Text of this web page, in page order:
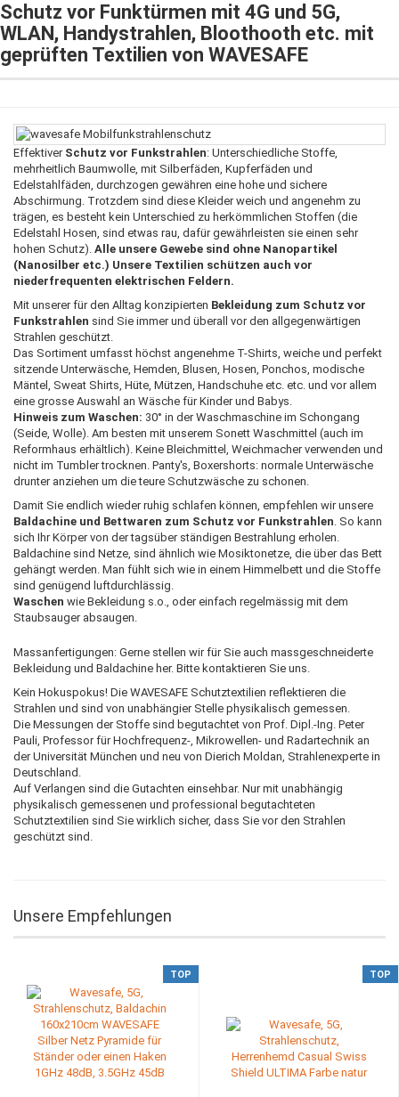
Schutz vor Funktürmen mit 4G und 5G,
WLAN, Handystrahlen, Bloothooth etc. mit
geprüften Textilien von WAVESAFE
Effektiver Schutz vor Funkstrahlen: Unterschiedliche Stoffe,
mehrheitlich Baumwolle, mit Silberfäden, Kupferfäden und
Edelstahlfäden, durchzogen gewähren eine hohe und sichere
Abschirmung. Trotzdem sind diese Kleider weich und angenehm zu
trägen, es besteht kein Unterschied zu herkömmlichen Stoffen (die
Edelstahl Hosen, sind etwas rau, dafür gewährleisten sie einen sehr
hohen Schutz). Alle unsere Gewebe sind ohne Nanopartikel
(Nanosilber etc.) Unsere Textilien schützen auch vor
niederfrequenten elektrischen Feldern.
Mit unserer für den Alltag konzipierten Bekleidung zum Schutz vor
Funkstrahlen sind Sie immer und überall vor den allgegenwärtigen
Strahlen geschützt.
Das Sortiment umfasst höchst angenehme T-Shirts, weiche und perfekt
sitzende Unterwäsche, Hemden, Blusen, Hosen, Ponchos, modische
Mäntel, Sweat Shirts, Hüte, Mützen, Handschuhe etc. etc. und vor allem
eine grosse Auswahl an Wäsche für Kinder und Babys.
Hinweis zum Waschen: 30° in der Waschmaschine im Schongang
(Seide, Wolle). Am besten mit unserem Sonett Waschmittel (auch im
Reformhaus erhältlich). Keine Bleichmittel, Weichmacher verwenden und
nicht im Tumbler trocknen. Panty's, Boxershorts: normale Unterwäsche
drunter anziehen um die teure Schutzwäsche zu schonen.
Damit Sie endlich wieder ruhig schlafen können, empfehlen wir unsere
Baldachine und Bettwaren zum Schutz vor Funkstrahlen. So kann
sich Ihr Körper von der tagsüber ständigen Bestrahlung erholen.
Baldachine sind Netze, sind ähnlich wie Mosiktonetze, die über das Bett
gehängt werden. Man fühlt sich wie in einem Himmelbett und die Stoffe
sind genügend luftdurchlässig.
Waschen wie Bekleidung s.o., oder einfach regelmässig mit dem
Staubsauger absaugen.
Massanfertigungen: Gerne stellen wir für Sie auch massgeschneiderte
Bekleidung und Baldachine her. Bitte kontaktieren Sie uns.
Kein Hokuspokus! Die WAVESAFE Schutztextilien reflektieren die
Strahlen und sind von unabhängier Stelle physikalisch gemessen.
Die Messungen der Stoffe sind begutachtet von Prof. Dipl.-Ing. Peter
Pauli, Professor für Hochfrequenz-, Mikrowellen- und Radartechnik an
der Universität München und neu von Dierich Moldan, Strahlenexperte in
Deutschland.
Auf Verlangen sind die Gutachten einsehbar. Nur mit unabhängig
physikalisch gemessenen und professional begutachteten
Schutztextilien sind Sie wirklich sicher, dass Sie vor den Strahlen
geschützt sind.
Unsere Empfehlungen
TOP TOP